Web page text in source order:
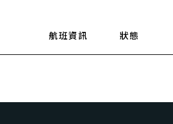
喜歡日本
喜歡主題
新春
喜歡頂級
樂聲
航班資訊 狀態